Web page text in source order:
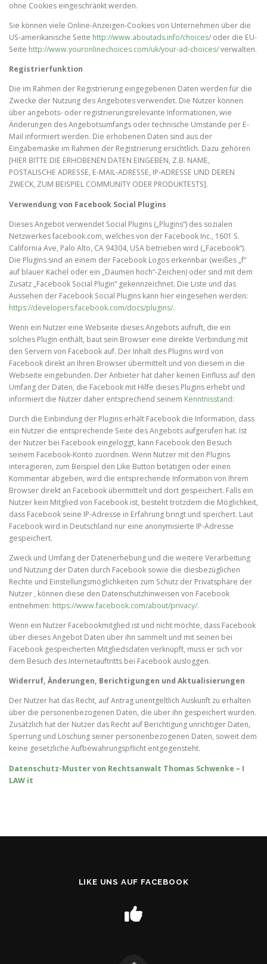
ohne Cookies eingeschränkt werden.
Sie können viele Online-Anzeigen-Cookies von Unternehmen über die
US-amerikanische Seite http://www.aboutads.info/choices/oder die EU-
Seite http://www.youronlinechoices.com/uk/your-ad-choices/verwalten.
Registrierfunktion
Die im Rahmen der Registrierung eingegebenen Daten werden für die
Zwecke der Nutzung des Angebotes verwendet. Die Nutzer können
über angebots- oder registrierungsrelevante Informationen, wie
Änderungen des Angebotsumfangs oder technische Umstände per E-
Mail informiert werden. Die erhobenen Daten sind aus der
Eingabemaske im Rahmen der Registrierung ersichtlich. Dazu gehören
[HIER BITTE DIE ERHOBENEN DATEN EINGEBEN, Z.B. NAME,
POSTALISCHE ADRESSE, E-MAIL-ADRESSE, IP-ADRESSE UND DEREN
ZWECK, ZUM BEISPIEL COMMUNITY ODER PRODUKTESTS].
Verwendung von Facebook Social Plugins
Dieses Angebot verwendet Social Plugins („Plugins“) des sozialen
Netzwerkes facebook.com, welches von der Facebook Inc., 1601 S.
California Ave, Palo Alto, CA 94304, USA betrieben wird („Facebook“).
Die Plugins sind an einem der Facebook Logos erkennbar (weißes „f“
auf blauer Kachel oder ein „Daumen hoch“-Zeichen) oder sind mit dem
Zusatz „Facebook Social Plugin“ gekennzeichnet. Die Liste und das
Aussehen der Facebook Social Plugins kann hier eingesehen werden:
https://developers.facebook.com/docs/plugins/.
Wenn ein Nutzer eine Webseite dieses Angebots aufruft, die ein
solches Plugin enthält, baut sein Browser eine direkte Verbindung mit
den Servern von Facebook auf. Der Inhalt des Plugins wird von
Facebook direkt an Ihren Browser übermittelt und von diesem in die
Webseite eingebunden. Der Anbieter hat daher keinen Einfluss auf den
Umfang der Daten, die Facebook mit Hilfe dieses Plugins erhebt und
informiert die Nutzer daher entsprechend seinem Kenntnisstand:
Durch die Einbindung der Plugins erhält Facebook die Information, dass
ein Nutzer die entsprechende Seite des Angebots aufgerufen hat. Ist
der Nutzer bei Facebook eingeloggt, kann Facebook den Besuch
seinem Facebook-Konto zuordnen. Wenn Nutzer mit den Plugins
interagieren, zum Beispiel den Like Button betätigen oder einen
Kommentar abgeben, wird die entsprechende Information von Ihrem
Browser direkt an Facebook übermittelt und dort gespeichert. Falls ein
Nutzer kein Mitglied von Facebook ist, besteht trotzdem die Möglichkeit,
dass Facebook seine IP-Adresse in Erfahrung bringt und speichert. Laut
Facebook wird in Deutschland nur eine anonymisierte IP-Adresse
gespeichert.
Zweck und Umfang der Datenerhebung und die weitere Verarbeitung
und Nutzung der Daten durch Facebook sowie die diesbezüglichen
Rechte und Einstellungsmöglichkeiten zum Schutz der Privatsphäre der
Nutzer , können diese den Datenschutzhinweisen von Facebook
entnehmen: https://www.facebook.com/about/privacy/.
Wenn ein Nutzer Facebookmitglied ist und nicht möchte, dass Facebook
über dieses Angebot Daten über ihn sammelt und mit seinen bei
Facebook gespeicherten Mitgliedsdaten verknüpft, muss er sich vor
dem Besuch des Internetauftritts bei Facebook ausloggen.
Widerruf, Änderungen, Berichtigungen und Aktualisierungen
Der Nutzer hat das Recht, auf Antrag unentgeltlich Auskunft zu erhalten
über die personenbezogenen Daten, die über ihn gespeichert wurden.
Zusätzlich hat der Nutzer das Recht auf Berichtigung unrichtiger Daten,
Sperrung und Löschung seiner personenbezogenen Daten, soweit dem
keine gesetzliche Aufbewahrungspflicht entgegensteht.
Datenschutz-Muster von Rechtsanwalt Thomas Schwenke – I
LAW it
LIKE UNS AUF FACEBOOK